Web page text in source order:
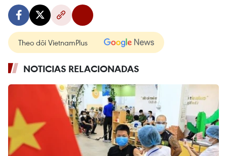
Theo dõi VietnamPlus
NOTICIAS RELACIONADAS